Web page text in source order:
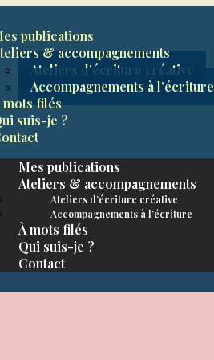
publications
& accompagnements
Ateliers d’écriture créative
Accompagnements à l’écriture
mots filés
suis-je ?
Mes publications
Ateliers & accompagnements
Ateliers d’écriture créative
Accompagnements à l’écriture
À mots filés
Qui suis-je ?
Contact